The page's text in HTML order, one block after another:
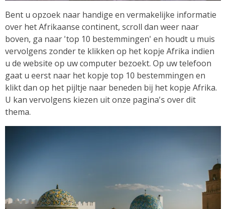
Bent u opzoek naar handige en vermakelijke informatie
over het Afrikaanse continent, scroll dan weer naar
boven, ga naar 'top 10 bestemmingen' en houdt u muis
vervolgens zonder te klikken op het kopje Afrika indien
u de website op uw computer bezoekt. Op uw telefoon
gaat u eerst naar het kopje top 10 bestemmingen en
klikt dan op het pijltje naar beneden bij het kopje Afrika.
U kan vervolgens kiezen uit onze pagina's over dit
thema.